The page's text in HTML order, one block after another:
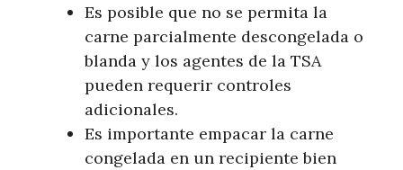
Es posible que no se permita la
carne parcialmente descongelada o
blanda y los agentes de la TSA
pueden requerir controles
adicionales.
Es importante empacar la carne
congelada en un recipiente bien